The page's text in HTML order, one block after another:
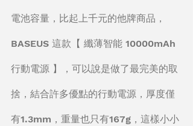
電池容量，比起上千元的他牌商品，
BASEUS 這款【 纖薄智能 10000mAh
行動電源 】，可以說是做了最完美的取
捨，結合許多優點的行動電源，厚度僅
有1.3mm，重量也只有167g，這樣小小